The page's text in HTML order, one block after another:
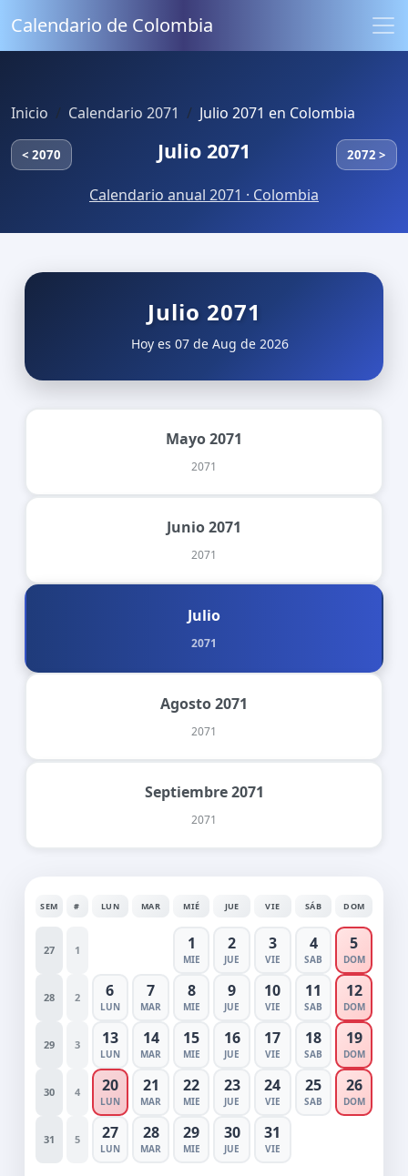
Calendario de Colombia
Inicio Calendario 2071 Julio 2071 en Colombia
< 2070 Julio 2071 2072 >
Calendario anual 2071 · Colombia
Julio 2071
Hoy es 07 de Aug de 2026
Mayo 2071
2071
Junio 2071
2071
Julio
2071
Agosto 2071
2071
Septiembre 2071
2071
SEM # LUN MAR MIÉ JUE VIE SÁB DOM
27 1 1
MIE
2
JUE
3
VIE
4
SAB
5
DOM
28 2 6
LUN
7
MAR
8
MIE
9
JUE
10
VIE
11
SAB
12
DOM
29 3 13
LUN
14
MAR
15
MIE
16
JUE
17
VIE
18
SAB
19
DOM
30 4 20
LUN
21
MAR
22
MIE
23
JUE
24
VIE
25
SAB
26
DOM
31 5 27
LUN
28
MAR
29
MIE
30
JUE
31
VIE